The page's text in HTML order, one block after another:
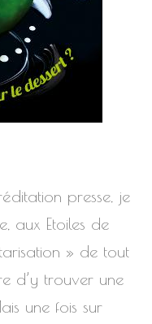
presse, je
aux Etoiles de
» de tout
d’y trouver une
une fois sur